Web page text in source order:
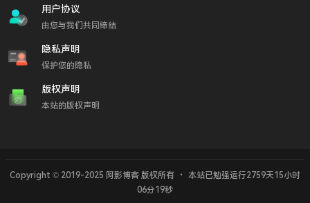
用户协议
由您与我们共同缔结
隐私声明
保护您的隐私
版权声明
本站的版权声明
Copyright © 2019-2025 阿影博客 版权所有 ・ 本站已勉强运行2759天15小时
06分20秒